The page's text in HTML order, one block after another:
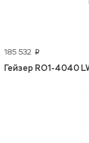
185 532 p
Гейзер RO1-4040